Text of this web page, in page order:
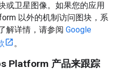
或卫星图像。如果您的应用
以外的机制访问图块，系
解详情，请参阅 Google
。
Platform 产品来跟踪